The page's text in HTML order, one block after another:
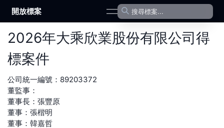
開放標案 open navigation menu
2026年大乘欣業股份有限公司得
標案件
公司統一編號： 89203372
董監事：
董事長 ： 張豐原
董事 ： 張楷明
董事 ： 韓嘉哲